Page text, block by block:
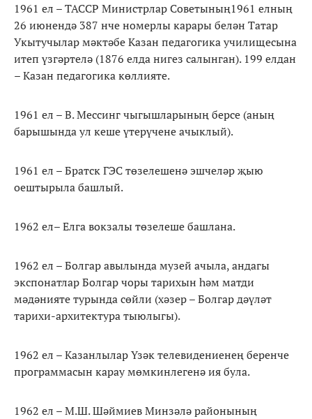
1961 ел – ТАССР Министрлар Советының1961 елның
26 июнендә 387 нче номерлы карары белән Татар
Укытучылар мәктәбе Казан педагогика училищесына
итеп үзгәртелә (1876 елда нигез салынган). 199 елдан
– Казан педагогика көллияте.
1961 ел – В. Мессинг чыгышларының берсе (аның
барышында ул кеше үтерүчене ачыклый).
1961 ел – Братск ГЭС төзелешенә эшчеләр җыю
оештырыла башлый.
1962 ел– Елга вокзалы төзелеше башлана.
1962 ел – Болгар авылында музей ачыла, андагы
экспонатлар Болгар чоры тарихын һәм матди
мәдәнияте турында сөйли (хәзер – Болгар дәүләт
тарихи-архитектура тыюлыгы).
1962 ел – Казанлылар Үзәк телевидениенең беренче
программасын карау мөмкинлегенә ия була.
1962 ел – М.Ш. Шәймиев Минзәлә районының